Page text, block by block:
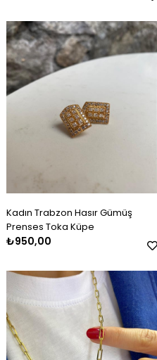
Kadın Trabzon Hasır Gümüş
Prenses Toka Küpe
₺950,00